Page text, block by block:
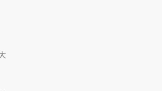
４年生対象集中講義「工学概論第
用地域の世帯の学生等に対する給